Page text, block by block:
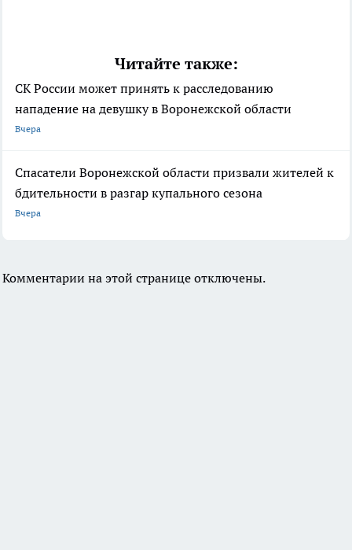
Читайте также:
СК России может принять к расследованию
нападение на девушку в Воронежской области
Вчера
Спасатели Воронежской области призвали жителей к
бдительности в разгар купального сезона
Вчера
Комментарии на этой странице отключены.